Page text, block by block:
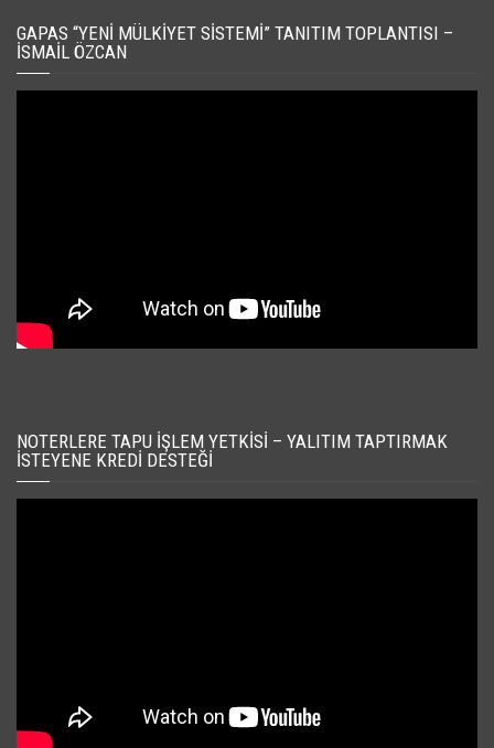
GAPAS “YENI MÜLKIYET SISTEMI” TANITIM TOPLANTISI –
İSMAIL ÖZCAN
NOTERLERE TAPU İŞLEM YETKISI – YALITIM TAPTIRMAK
İSTEYENE KREDI DESTEĞI